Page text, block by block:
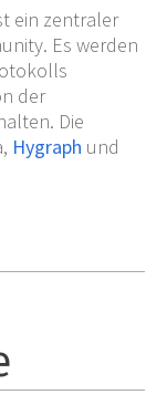
ein zentraler
Es werden
der
Die
Hygraph und